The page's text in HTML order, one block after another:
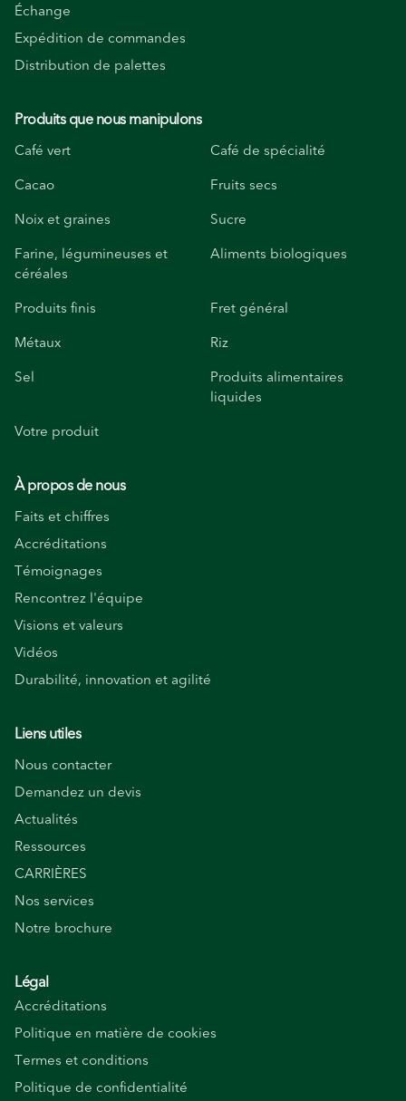
Échange
Expédition de commandes
Distribution de palettes
Produits que nous manipulons
Café vert
Café de spécialité
Cacao
Fruits secs
Noix et graines
Sucre
Farine, légumineuses et
céréales
Aliments biologiques
Produits finis
Fret général
Métaux
Riz
Sel
Produits alimentaires
liquides
Votre produit
À propos de nous
Faits et chiffres
Accréditations
Témoignages
Rencontrez l'équipe
Visions et valeurs
Vidéos
Durabilité, innovation et agilité
Liens utiles
Nous contacter
Demandez un devis
Actualités
Ressources
CARRIÈRES
Nos services
Notre brochure
Légal
Accréditations
Politique en matière de cookies
Termes et conditions
Politique de confidentialité